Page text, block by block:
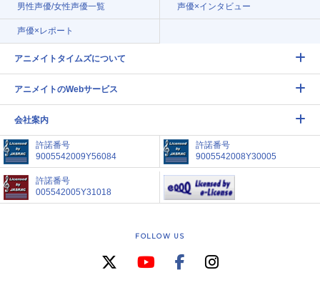
男性声優/女性声優一覧 声優×インタビュー
声優×レポート
アニメイトタイムズについて
アニメイトのWebサービス
会社案内
許諾番号
9005542009Y56084
許諾番号
9005542008Y30005
許諾番号
005542005Y31018
FOLLOW US